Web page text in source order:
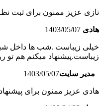
نازی عزیز ممنون برای ثبت
هادی 1403/05/07
خیلی زیباست .شب ها داخل
زیباست.پیشنهاد میکنم هم تو
مدیر سایت1403/05/07
هادی عزیز ممنون برای